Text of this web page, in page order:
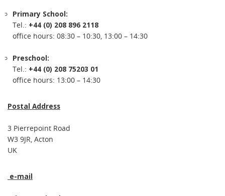
Primary School:
Tel.: +44 (0) 208 896 2118
office hours: 08:30 – 10:30, 13:00 – 14:30
Preschool:
Tel.: +44 (0) 208 75203 01
office hours: 13:00 – 14:30
Postal Address
3 Pierrepoint Road
W3 9JR, Acton
UK
e-mail